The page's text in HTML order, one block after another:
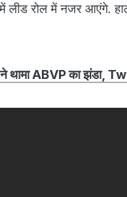
लीड रोल में नजर आएंगे.
थामा ABVP का झंडा,